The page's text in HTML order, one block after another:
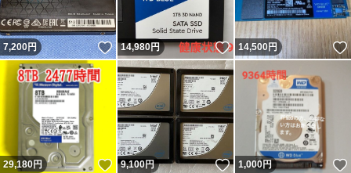
7,200円 いいね！
14,980円 いいね！
14,500円
29,180円 いいね！
9,100円 いいね！
1,000円